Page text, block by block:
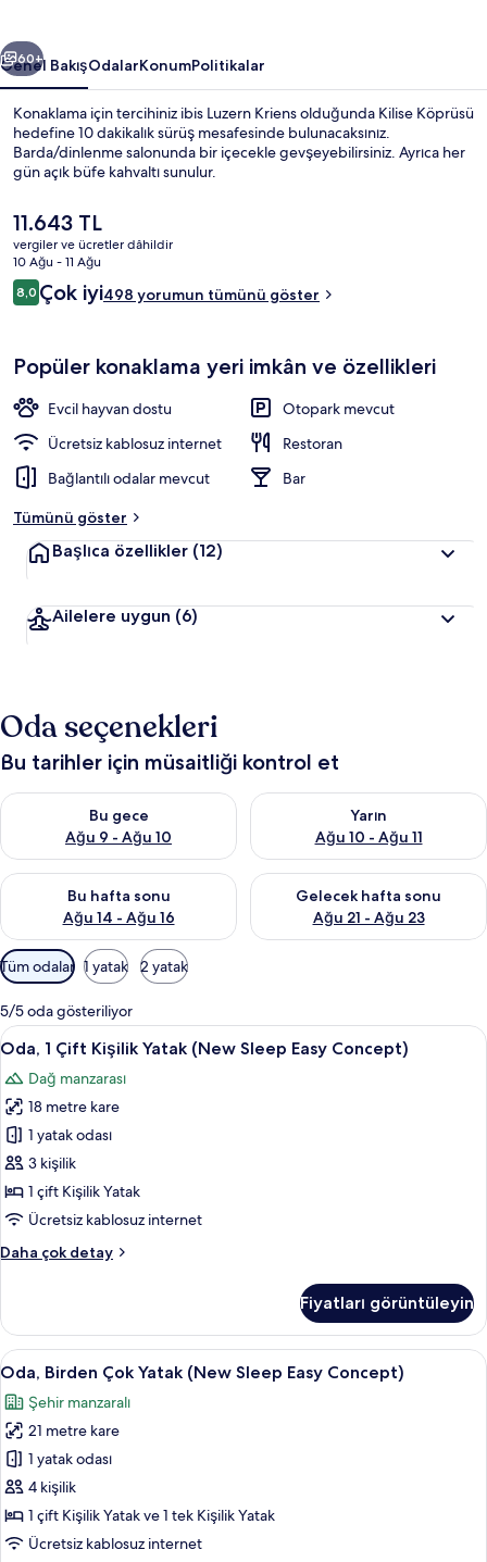
Dış mekân
Sonraki
60+
Genel BakışOdalarKonumPolitikalar
Konaklama için tercihiniz ibis Luzern Kriens olduğunda Kilise Köprüsü
hedefine 10 dakikalık sürüş mesafesinde bulunacaksınız.
Barda/dinlenme salonunda bir içecekle gevşeyebilirsiniz. Ayrıca her
gün açık büfe kahvaltı sunulur.
Şu
anki
fiyat
11.643 TL
11.643 TL
vergiler ve ücretler dâhildir
10 Ağu - 11 Ağu
Yorumlar
8,08,0/10
Çok iyi498 yorumun tümünü göster
Popüler konaklama yeri imkân ve özellikleri
Evcil hayvan dostu
Otopark mevcut
Ücretsiz kablosuz internet
Restoran
Bağlantılı odalar mevcut
Bar
Tümünü göster
Başlıca özellikler (12)
Ailelere uygun (6)
Oda seçenekleri
Bu tarihler için müsaitliği kontrol et
Bu gece
Ağu 9 - Ağu 10
Bu gece için müsaitliği kontrol et Ağu 9 - Ağu 10
Yarın
Ağu 10 - Ağu 11
Yarın için müsaitliği kontrol et
Bu hafta sonu
Ağu 14 - Ağu 16
Bu hafta sonu için müsaitliği kontrol et Ağu 14 - Ağu 16
Gelecek hafta sonu
Ağu 21 - Ağu 23
Önümüzdeki hafta sonu için
Odalar
için
mevcut
filtreler
Tüm odalar 1 yatak 2 yatak
5/5 oda gösteriliyor
Oda,
1
Çift
Kişilik
Yatak
(New
Sleep
Easy
için
görün
Oda, 1 Çift Kişilik Yatak (New Sleep
15
Oda, 1 Çift Kişilik Yatak (New Sleep Easy Concept)
Dağ manzarası
18 metre kare
1 yatak odası
3 kişilik
1 çift Kişilik Yatak
Ücretsiz kablosuz internet
Daha çok detay
Oda,
Yatak
(New
Sleep
Concept)
hakkında
daha
fazla
detay
Fiyatları görüntüleyin
Oda,
Birden
Çok
Yatak
(New
Sleep
Easy
Concept)
Oda, Birden Çok Yatak (New Sleep
10
Oda, Birden Çok Yatak (New Sleep Easy Concept)
Şehir manzaralı
21 metre kare
1 yatak odası
4 kişilik
1 çift Kişilik Yatak ve 1 tek Kişilik Yatak
Ücretsiz kablosuz internet